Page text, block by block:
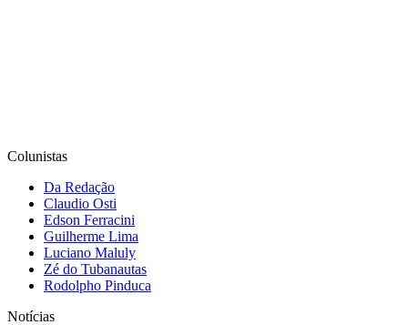
Colunistas
Da Redação
Claudio Osti
Edson Ferracini
Guilherme Lima
Luciano Maluly
Zé do Tubanautas
Rodolpho Pinduca
Notícias